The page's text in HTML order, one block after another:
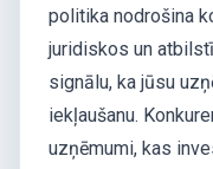
politika nodrošina
juridiskos un
signālu, ka jūsu
iekļaušanu.
uzņēmumi, kas